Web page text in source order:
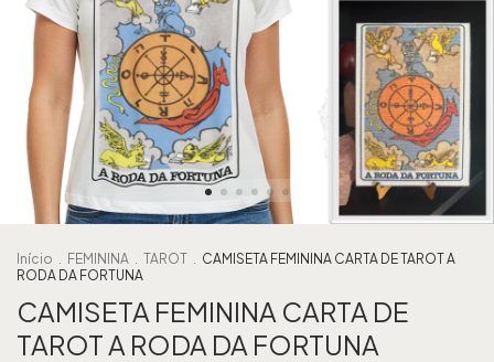
Início . FEMININA . TAROT . CAMISETA FEMININA CARTA DE TAROT A
RODA DA FORTUNA
CAMISETA FEMININA CARTA DE
TAROT A RODA DA FORTUNA